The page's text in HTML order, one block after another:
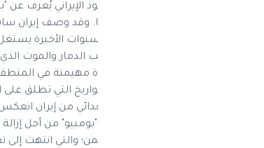
الذي طال أمده؟ اليمن كجزء من النفوذ الإيراني يُعرف عن
إدارة الرئيس السابق باراك أوباما. وقد وصف إيران
الجديد أن الحرس الثوري الإيراني خلال السنوات الأخيرة
في الشرق الأوسط. وقال إن إيران "سبب الدمار والموت
لتهديد المنطقة لتخلق من نفسها قوة مهيمنة في
النووي ودعم إيران للحوثيين بالصواريخ التي تطلق
بوليسي فإن موقف "بومبيو" العدائي من إيران
الولايات المتحدة في مجلس الأمن، و"بومبيو" من أجل إزالة
الحربية بالمتمردين الحوثيين في اليمن؛ والتي انتهت